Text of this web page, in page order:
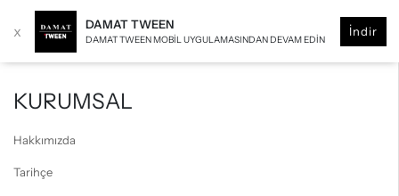
x DAMAT TWEEN
DAMAT TWEEN MOBIL UYGULAMASINDAN DEVAM EDIN
İndir
KURUMSAL
Hakkımızda
Tarihçe